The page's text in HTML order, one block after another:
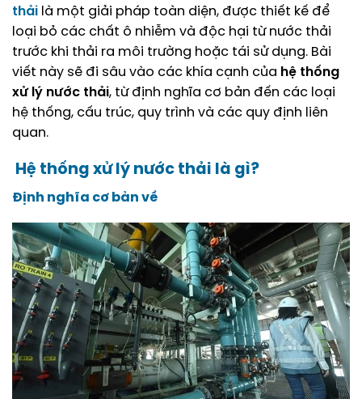
thải là một giải pháp toàn diện, được thiết kế để
loại bỏ các chất ô nhiễm và độc hại từ nước thải
trước khi thải ra môi trường hoặc tái sử dụng. Bài
viết này sẽ đi sâu vào các khía cạnh của hệ thống
xử lý nước thải, từ định nghĩa cơ bản đến các loại
hệ thống, cấu trúc, quy trình và các quy định liên
quan.
Hệ thống xử lý nước thải là gì?
Định nghĩa cơ bản về